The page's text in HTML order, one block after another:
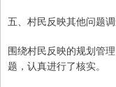
五、村民反映其他问题
围绕村民反映的规划管
题，认真进行了核实。